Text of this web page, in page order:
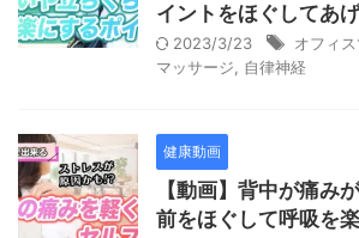
イントをほぐしてあ
2023/3/23 オフィ
マッサージ
自律神経
健康動画
【動画】背中が痛み
前をほぐして呼吸を